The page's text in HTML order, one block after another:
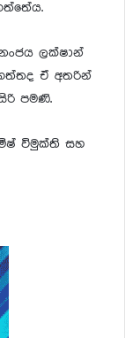
ලක්ෂාන්
ඒ අතරින්
පමණි.
විමුක්ති සහ